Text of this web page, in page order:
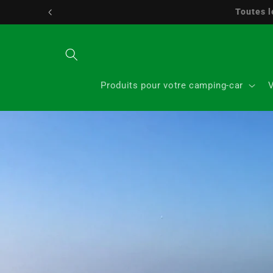
directement
au contenu
Service client
Produits pour votre camping‑car